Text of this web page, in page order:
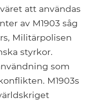
att användas
av M1903 såg
Militärpolisen
styrkor.
som
M1903s